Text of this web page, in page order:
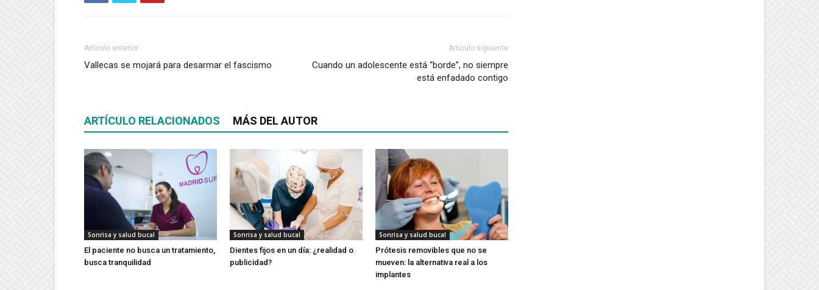
Artículo anterior
Vallecas se mojará para desarmar el fascismo
Artículo siguiente
Cuando un adolescente está “borde”, no siempre
está enfadado contigo
ARTÍCULO RELACIONADOS MÁS DEL AUTOR
Sonrisa y salud bucal
El paciente no busca un tratamiento,
busca tranquilidad
Sonrisa y salud bucal
Dientes fijos en un día: ¿realidad o
publicidad?
Sonrisa y salud bucal
Prótesis removibles que no se
mueven: la alternativa real a los
implantes